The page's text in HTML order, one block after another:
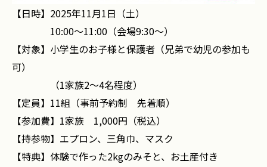
【日時】2025年11月1日（土）
10:00～11:00（会場9:30～）
【対象】小学生のお子様と保護者（兄弟で幼児の参加も
可）
（1家族2～4名程度）
【定員】11組（事前予約制 先着順）
【参加費】1家族 1,000円（税込）
【持参物】エプロン、三角巾、マスク
【特典】体験で作った2kgのみそと、お土産付き